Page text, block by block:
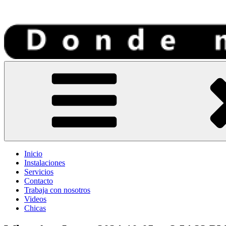
Tantra Medellin
Inicio
Instalaciones
Servicios
Contacto
Trabaja con nosotros
Videos
Chicas